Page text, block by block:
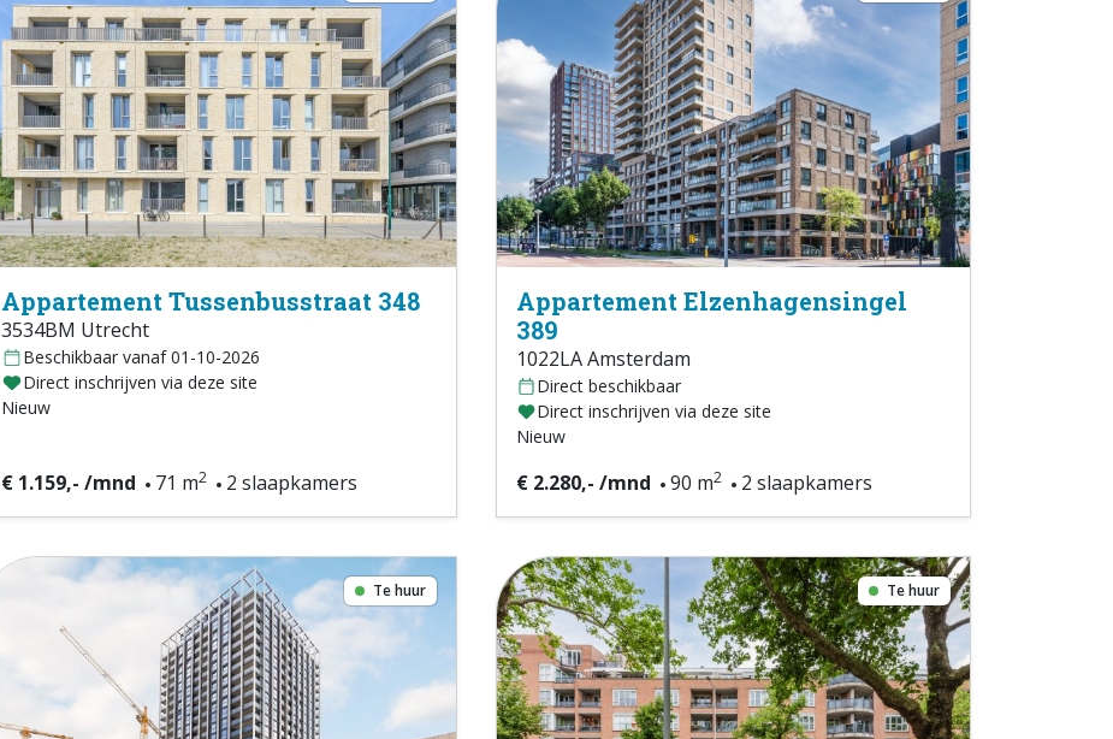
Appartement Tussenbusstraat 348
3534BM Utrecht
Beschikbaar vanaf 01-10-2026
Direct inschrijven via deze site
Nieuw
€ 1.159,- /mnd 71 m2 2 slaapkamers
Appartement Elzenhagensingel
389
1022LA Amsterdam
Direct beschikbaar
Direct inschrijven via deze site
Nieuw
€ 2.280,- /mnd 90 m2 2 slaapkamers
Te huur Te huur